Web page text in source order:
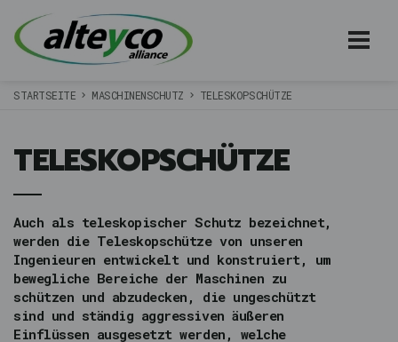
STARTSEITE MASCHINENSCHUTZ TELESKOPSCHÜTZE
TELESKOPSCHÜTZE
Auch als teleskopischer Schutz bezeichnet,
werden die Teleskopschütze von unseren
Ingenieuren entwickelt und konstruiert, um
bewegliche Bereiche der Maschinen zu
schützen und abzudecken, die ungeschützt
sind und ständig aggressiven äußeren
Einflüssen ausgesetzt werden, welche